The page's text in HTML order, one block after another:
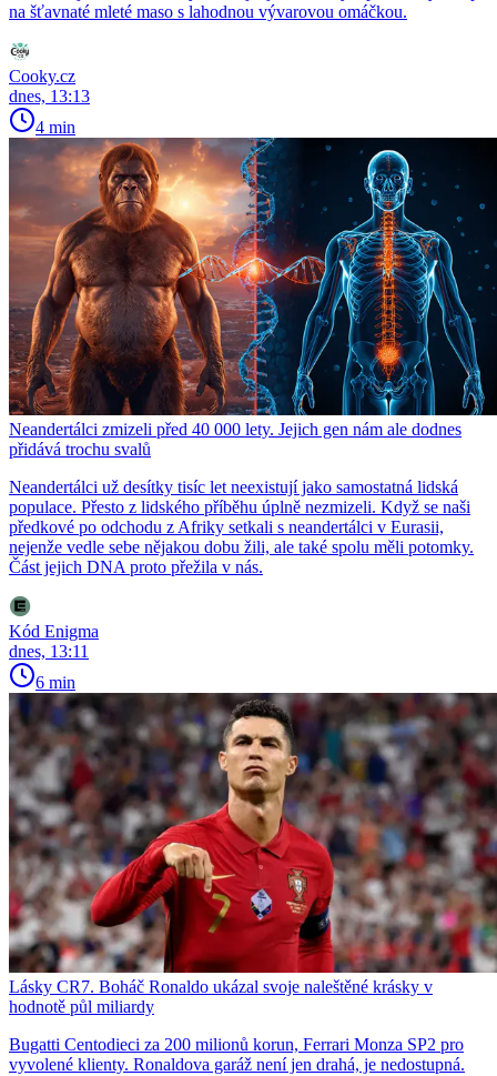
na šťavnaté mleté maso s lahodnou vývarovou omáčkou.
Cooky.cz
dnes, 13:13
4 min
Neandertálci zmizeli před 40 000 lety. Jejich gen nám ale dodnes
přidává trochu svalů
Neandertálci už desítky tisíc let neexistují jako samostatná lidská
populace. Přesto z lidského příběhu úplně nezmizeli. Když se naši
předkové po odchodu z Afriky setkali s neandertálci v Eurasii,
nejenže vedle sebe nějakou dobu žili, ale také spolu měli potomky.
Část jejich DNA proto přežila v nás.
Kód Enigma
dnes, 13:11
6 min
Lásky CR7. Boháč Ronaldo ukázal svoje naleštěné krásky v
hodnotě půl miliardy
Bugatti Centodieci za 200 milionů korun, Ferrari Monza SP2 pro
vyvolené klienty. Ronaldova garáž není jen drahá, je nedostupná.